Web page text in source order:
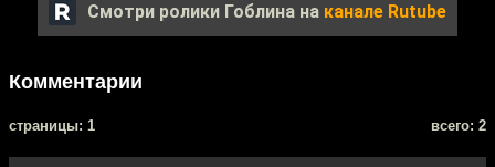
Смотри ролики Гоблина на канале Rutube
Комментарии
cтраницы: 1 всего: 2